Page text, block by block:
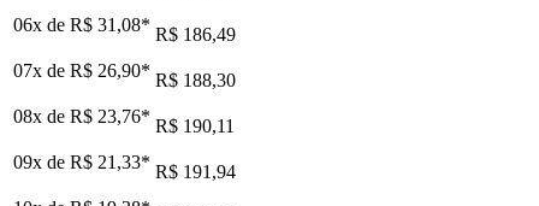
06x de R$ 31,08* R$ 186,49
07x de R$ 26,90* R$ 188,30
08x de R$ 23,76* R$ 190,11
09x de R$ 21,33* R$ 191,94